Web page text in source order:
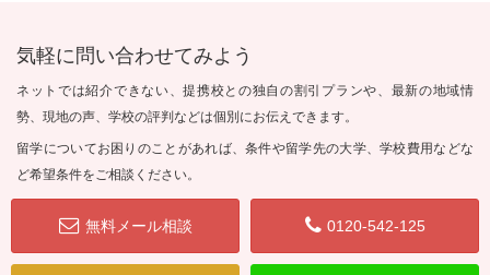
気軽に問い合わせてみよう
ネットでは紹介できない、提携校との独自の割引プランや、最新の地域情
勢、現地の声、学校の評判などは個別にお伝えできます。
留学についてお困りのことがあれば、条件や留学先の大学、学校費用などな
ど希望条件をご相談ください。
無料メール相談 0120-542-125